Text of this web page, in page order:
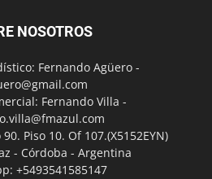
NOSOTROS
Fernando Agüero -
Fernando Villa -
Piso 10. Of 107.(X5152EYN)
- Córdoba - Argentina
+5493541585147